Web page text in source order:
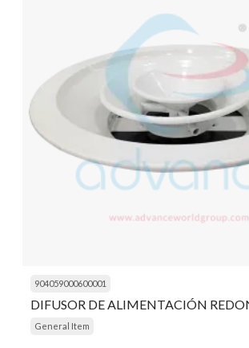
904059000600001
DIFUSOR DE ALIMENTACIÓN
General Item